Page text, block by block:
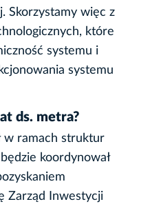
Skorzystamy więc z
które
systemu i
systemu
ds. metra?
w ramach struktur
koordynował
Zarząd Inwestycji